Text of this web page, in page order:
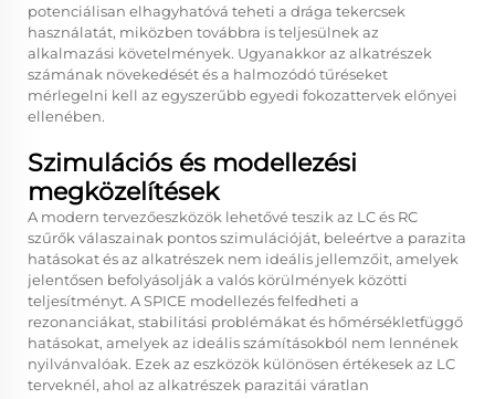
potenciálisan elhagyhatóvá teheti a drága tekercsek
használatát, miközben továbbra is teljesülnek az
alkalmazási követelmények. Ugyanakkor az alkatrészek
számának növekedését és a halmozódó tűréseket
mérlegelni kell az egyszerűbb egyedi fokozattervek előnyei
ellenében.
Szimulációs és modellezési
megközelítések
A modern tervezőeszközök lehetővé teszik az LC és RC
szűrők válaszainak pontos szimulációját, beleértve a parazita
hatásokat és az alkatrészek nem ideális jellemzőit, amelyek
jelentősen befolyásolják a valós körülmények közötti
teljesítményt. A SPICE modellezés felfedheti a
rezonanciákat, stabilitási problémákat és hőmérsékletfüggő
hatásokat, amelyek az ideális számításokból nem lennének
nyilvánvalóak. Ezek az eszközök különösen értékesek az LC
terveknél, ahol az alkatrészek parazitái váratlan